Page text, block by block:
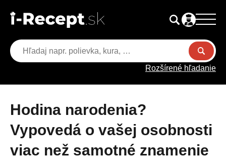
Rozšírené hľadanie
Hodina narodenia?
Vypovedá o vašej osobnosti
viac než samotné znamenie